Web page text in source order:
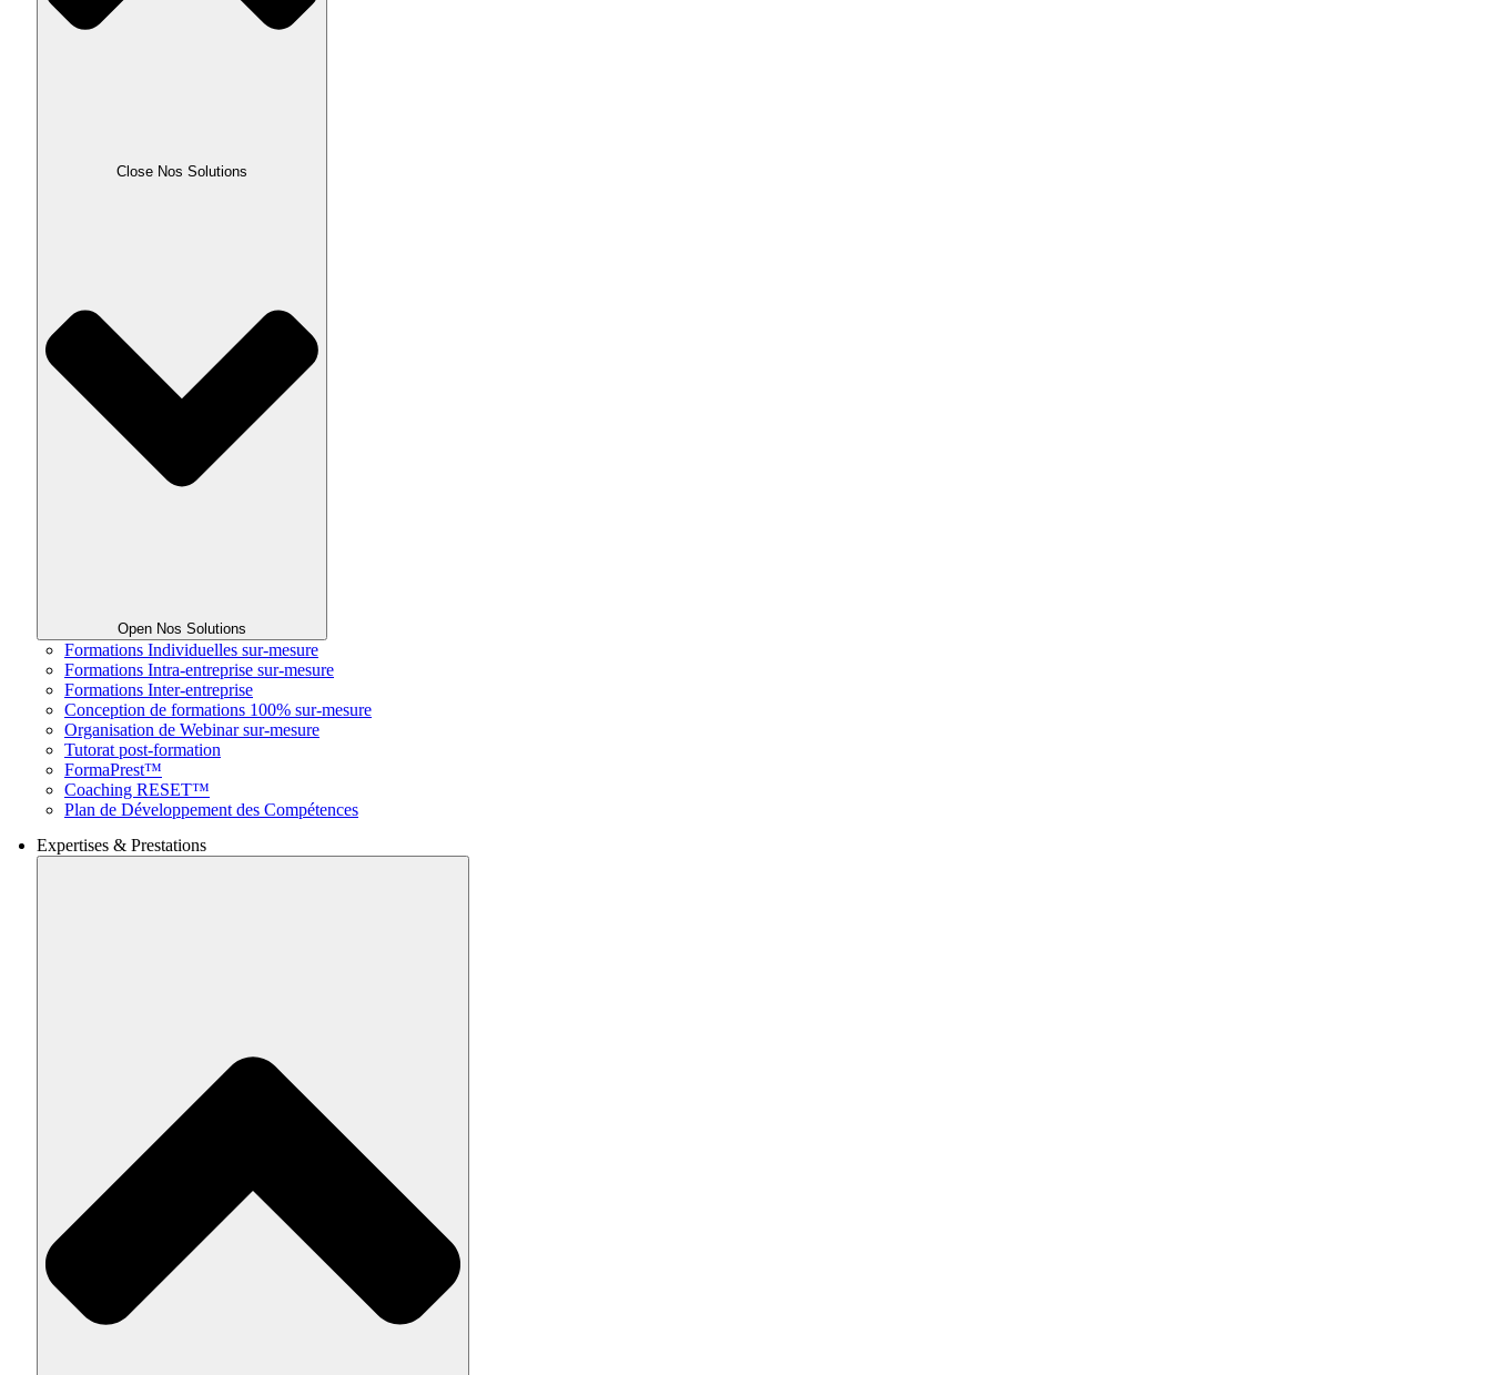
Close Nos Solutions
Open Nos Solutions
Formations Individuelles sur-mesure
Formations Intra-entreprise sur-mesure
Formations Inter-entreprise
Conception de formations 100% sur-mesure
Organisation de Webinar sur-mesure
Tutorat post-formation
FormaPrest™
Coaching RESET™
Plan de Développement des Compétences
Expertises & Prestations